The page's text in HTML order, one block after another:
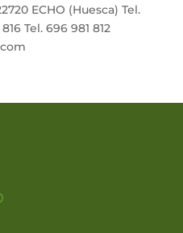
ECHO (Huesca) Tel.
Tel. 696 981 812